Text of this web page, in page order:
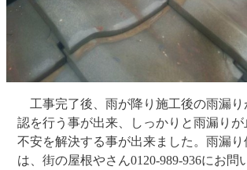
工事完了後、雨が降り施工後の雨漏
認を行う事が出来、しっかりと雨漏り
不安を解決する事が出来ました。雨漏
は、街の屋根やさん0120-989-936にお問